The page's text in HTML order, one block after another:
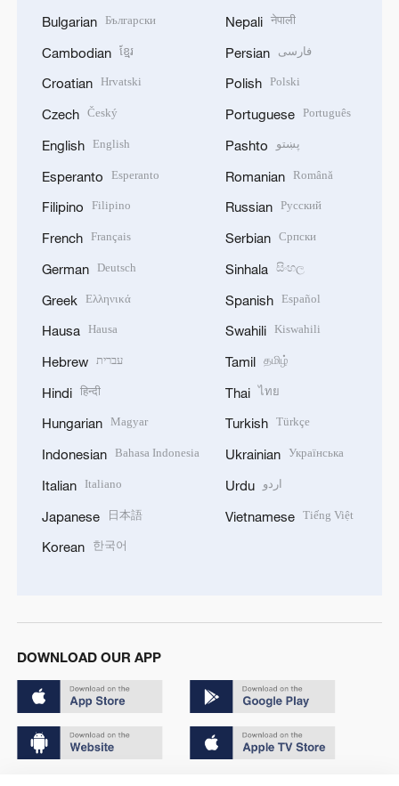
Bulgarian Български
Cambodian ខ្មែរ
Croatian Hrvatski
Czech Český
English English
Esperanto Esperanto
Filipino Filipino
French Français
German Deutsch
Greek Ελληνικά
Hausa Hausa
Hebrew עברית
Hindi हिन्दी
Hungarian Magyar
Indonesian Bahasa Indonesia
Italian Italiano
Japanese 日本語
Korean 한국어
Nepali नेपाली
Persian فارسی
Polish Polski
Portuguese Português
Pashto پښتو
Romanian Română
Russian Русский
Serbian Српски
Sinhala සිංහල
Spanish Español
Swahili Kiswahili
Tamil தமிழ்
Thai ไทย
Turkish Türkçe
Ukrainian Українська
Urdu اردو
Vietnamese Tiếng Việt
DOWNLOAD OUR APP